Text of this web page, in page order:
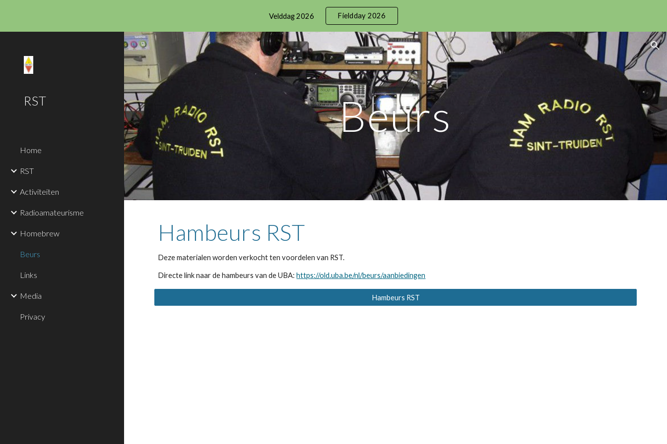
Skip to main contentVelddag 2026 Fieldday 2026
RST
Home
RST
Activiteiten
Radioamateurisme
Homebrew
Beurs
Links
Media
Privacy
Beurs
Hambeurs RST
Deze materialen worden verkocht ten voordelen van RST.
Directe link naar de hambeurs van de UBA:https://old.uba.be/nl/beurs/aanbiedingen
Hambeurs RST